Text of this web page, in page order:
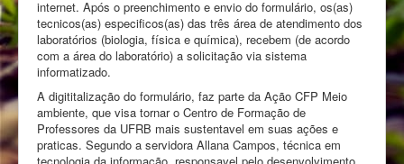
internet. Após o preenchimento e envio do formulário, os(as)
tecnicos(as) especificos(as) das três área de atendimento dos
laboratórios (biologia, física e química), recebem (de acordo
com a área do laboratório) a solicitação via sistema
informatizado.
A digititalização do formulário, faz parte da Ação CFP Meio
ambiente, que visa tornar o Centro de Formação de
Professores da UFRB mais sustentavel em suas ações e
praticas. Segundo a servidora Allana Campos, técnica em
tecnologia da informação, responsavel pelo desenvolvimento